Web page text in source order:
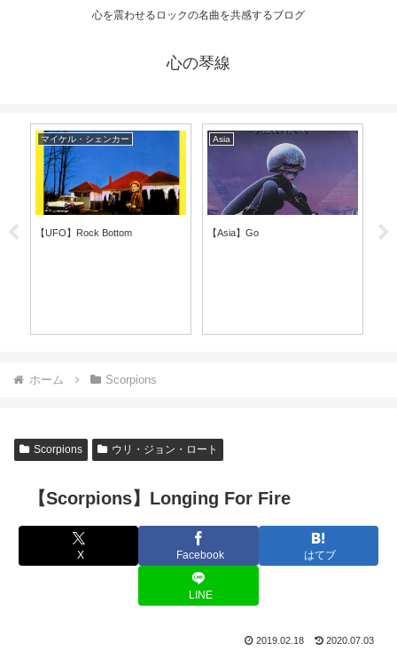
心を震わせるロックの名曲を共感するブログ
心の琴線
ウリ・ジョン・ロート
【Electric Sun】Why ?
コラム
名言から学んで年末を振り返ろう 【
ホーム Scorpions
Scorpions ウリ・ジョン・ロート
【Scorpions】Longing For Fire
X Facebook はてブ
LINE
2019.02.18 2020.07.03